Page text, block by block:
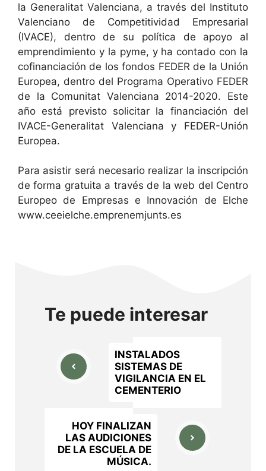
la Generalitat Valenciana, a través del Instituto
Valenciano de Competitividad Empresarial
(IVACE), dentro de su política de apoyo al
emprendimiento y la pyme, y ha contado con la
cofinanciación de los fondos FEDER de la Unión
Europea, dentro del Programa Operativo FEDER
de la Comunitat Valenciana 2014-2020. Este
año está previsto solicitar la financiación del
IVACE-Generalitat Valenciana y FEDER-Unión
Europea.
Para asistir será necesario realizar la inscripción
de forma gratuita a través de la web del Centro
Europeo de Empresas e Innovación de Elche
www.ceeielche.emprenemjunts.es
Te puede interesar
INSTALADOS
SISTEMAS DE
VIGILANCIA EN EL
CEMENTERIO
HOY FINALIZAN
LAS AUDICIONES
DE LA ESCUELA DE
MÚSICA.